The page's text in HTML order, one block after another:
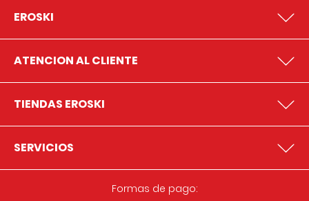
EROSKI
ATENCION AL CLIENTE
TIENDAS EROSKI
SERVICIOS
Formas de pago: